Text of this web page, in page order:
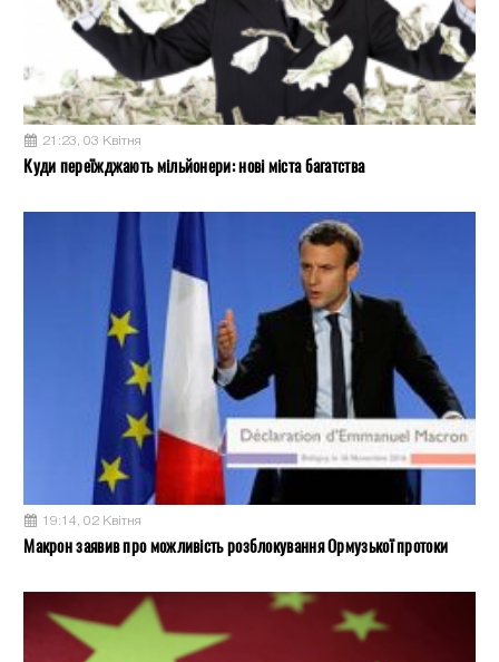
21:23, 03 Квітня
Куди переїжджають мільйонери: нові міста багатства
19:14, 02 Квітня
Макрон заявив про можливість розблокування Ормузької протоки